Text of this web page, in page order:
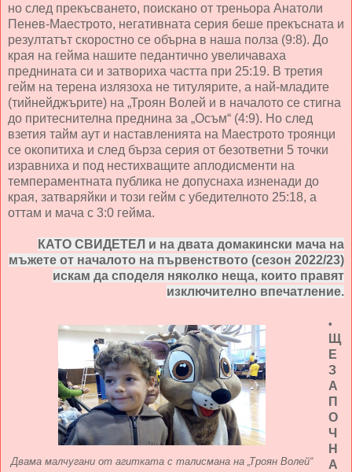
но след прекъсването, поискано от треньора Анатоли
Пенев-Маестрото, негативната серия беше прекъсната и
резултатът скоростно се обърна в наша полза (9:8). До
края на гейма нашите педантично увеличаваха
преднината си и затвориха частта при 25:19. В третия
гейм на терена излязоха не титулярите, а най-младите
(тийнейджърите) на „Троян Волей и в началото се стигна
до притеснителна преднина за „Осъм“ (4:9). Но след
взетия тайм аут и наставленията на Маестрото троянци
се окопитиха и след бърза серия от безответни 5 точки
изравниха и под нестихващите аплодисменти на
темпераментната публика не допуснаха изненади до
края, затваряйки и този гейм с убедителното 25:18, а
оттам и мача с 3:0 гейма.
КАТО СВИДЕТЕЛ и на двата домакински мача на
мъжете от началото на първенството (сезон 2022/23)
искам да споделя няколко неща, които правят
изключително впечатление.
Двама малчугани от агитката с талисмана на „Троян Волей“
•
Щ
Е
З
А
П
О
Ч
Н
А